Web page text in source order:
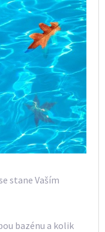
stane Vaším
bazénu a kolik